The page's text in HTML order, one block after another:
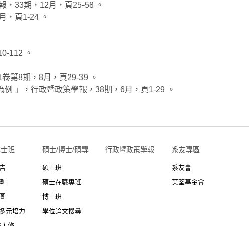
，33期，12月，頁25-58 。
，頁1-24 。
112 。
第8期，8月，頁29-39 。
」，行政暨政策學報，38期，6月，頁1-29 。
班
元培力
碩士/博士/碩專
碩士班
碩士在職專班
博士班
學位論文搜尋
行政暨政策學報 系友專區
系友會
英荃基金會